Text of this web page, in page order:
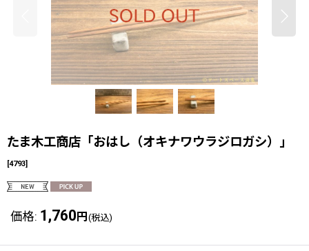
たま木工商店「おはし（オキナワウラジロガシ）」
[4793]
価格: 1,760 円 (税込)